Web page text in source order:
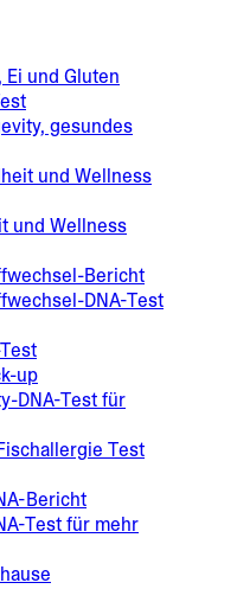
und Gluten
gesundes
und Wellness
und Wellness
Bericht
DNA-Test
up
DNA-Test für
Test
Bericht
Test für mehr